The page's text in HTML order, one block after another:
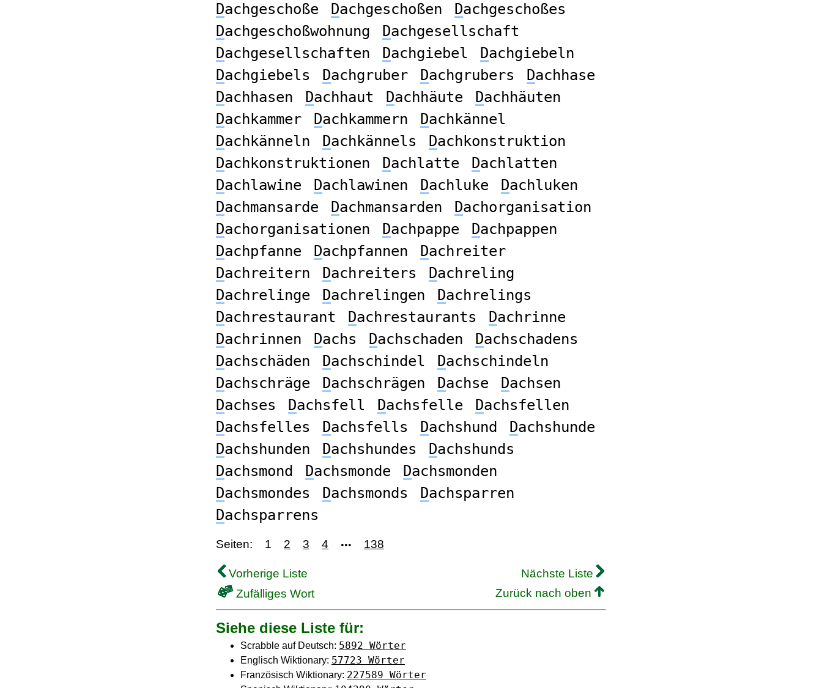
Dachgeschoße Dachgeschoßen Dachgeschoßes
Dachgeschoßwohnung Dachgesellschaft
Dachgesellschaften Dachgiebel Dachgiebeln
Dachgiebels Dachgruber Dachgrubers Dachhase
Dachhasen Dachhaut Dachhäute Dachhäuten
Dachkammer Dachkammern Dachkännel
Dachkänneln Dachkännels Dachkonstruktion
Dachkonstruktionen Dachlatte Dachlatten
Dachlawine Dachlawinen Dachluke Dachluken
Dachmansarde Dachmansarden Dachorganisation
Dachorganisationen Dachpappe Dachpappen
Dachpfanne Dachpfannen Dachreiter
Dachreitern Dachreiters Dachreling
Dachrelinge Dachrelingen Dachrelings
Dachrestaurant Dachrestaurants Dachrinne
Dachrinnen Dachs Dachschaden Dachschadens
Dachschäden Dachschindel Dachschindeln
Dachschräge Dachschrägen Dachse Dachsen
Dachses Dachsfell Dachsfelle Dachsfellen
Dachsfelles Dachsfells Dachshund Dachshunde
Dachshunden Dachshundes Dachshunds
Dachsmond Dachsmonde Dachsmonden
Dachsmondes Dachsmonds Dachsparren
Dachsparrens
Seiten: 1 2 3 4 ••• 138
Vorherige Liste
Nächste Liste
Zufälliges Wort
Zurück nach oben
Siehe diese Liste für:
Scrabble auf Deutsch: 5892 Wörter
Englisch Wiktionary: 57723 Wörter
Französisch Wiktionary: 227589 Wörter